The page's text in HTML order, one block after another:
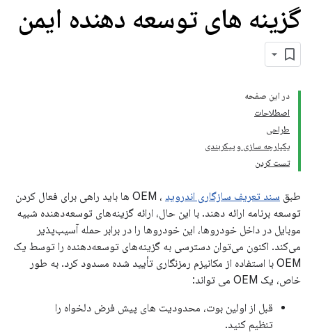
گزینه های توسعه دهنده ایمن
در این صفحه
اصطلاحات
طراحی
یکپارچه سازی و پیکربندی
تست کردن
طبق سند تعریف سازگاری اندروید
، OEM ها باید راهی برای فعال کردن
توسعه برنامه ارائه دهند. با این حال، ارائه گزینه‌های توسعه‌دهنده شبیه
موبایل در داخل خودروها، این خودروها را در برابر حمله آسیب‌پذیر
می‌کند. اکنون می‌توان دسترسی به گزینه‌های توسعه‌دهنده را توسط یک
OEM با استفاده از مکانیزم رمزنگاری تأیید شده مسدود کرد. به طور
خاص، یک OEM می تواند:
قبل از اولین بوت، محدودیت های پیش فرض دلخواه را
تنظیم کنید.